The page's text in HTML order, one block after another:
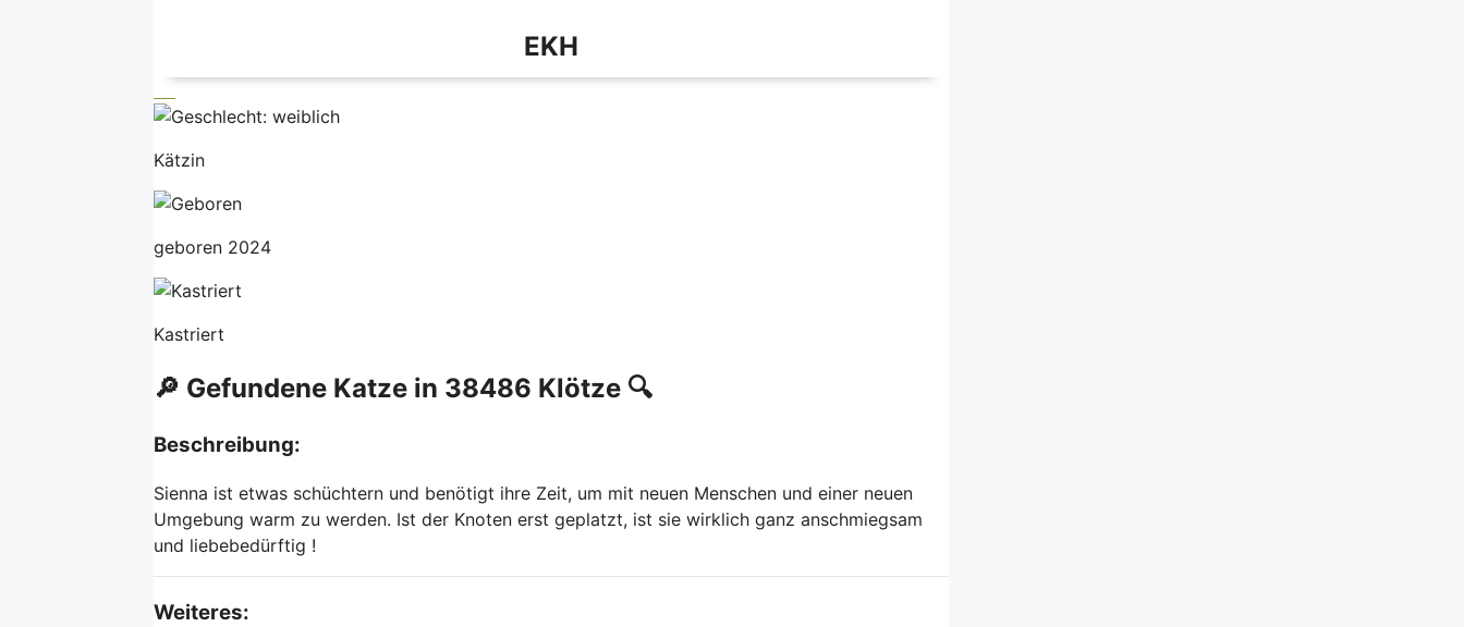
EKH
Kätzin
geboren 2024
Kastriert
🔎 Gefundene Katze in 38486 Klötze 🔍
Beschreibung:
Sienna ist etwas schüchtern und benötigt ihre Zeit, um mit neuen Menschen und einer neuen
Umgebung warm zu werden. Ist der Knoten erst geplatzt, ist sie wirklich ganz anschmiegsam
und liebebedürftig !
Weiteres: